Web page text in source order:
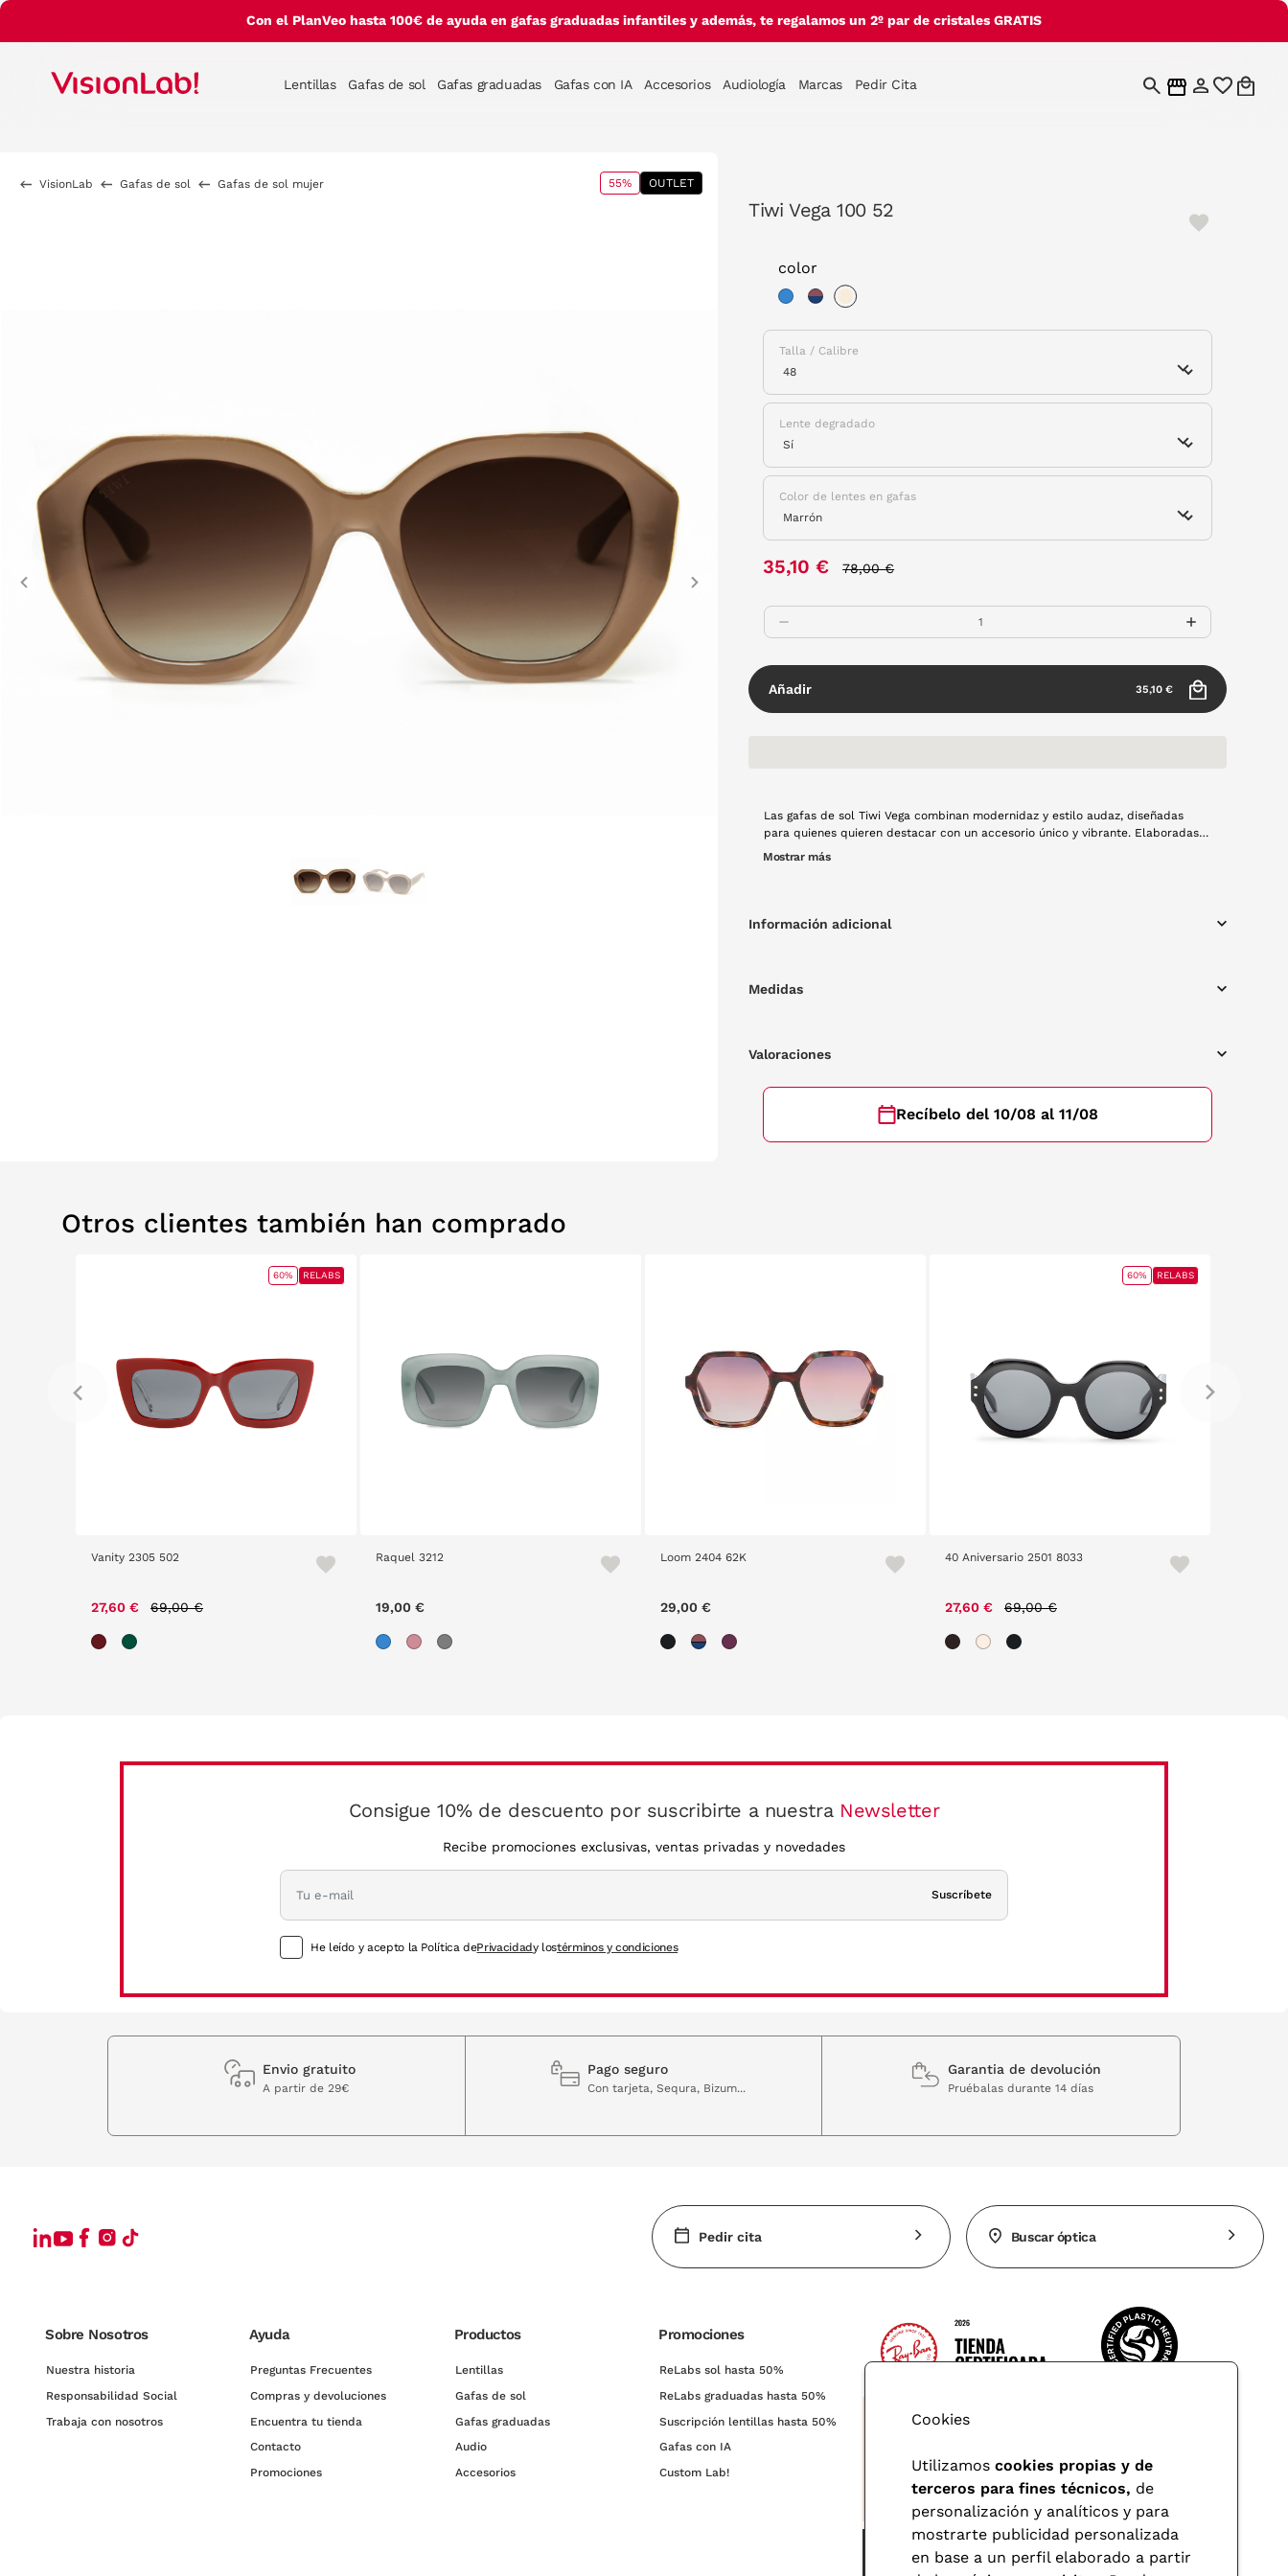
Con el PlanVeo hasta 100€ de ayuda en gafas graduadas infantiles y además, te regalamos un 2º par de cristales GRATIS
Lentillas Gafas de sol Gafas graduadas Gafas con IA Accesorios Audiología Marcas Pedir Cita
VisionLab Gafas de sol Gafas de sol mujer 55% OUTLET
Previous
Tiwi Vega 100 52
color
Talla / Calibre
Lente degradado
Color de lentes en gafas
35,10 € 78,00 €
Añadir 35,10 €
Las gafas de sol Tiwi Vega combinan modernidaz y estilo audaz, diseñadas
para quienes quieren destacar con un accesorio único y vibrante. Elaboradas
en pasta de alta calidad, garantizan durabilidad y comodidad, además su
Mostrar más
Información adicional
Medidas
Valoraciones
Recíbelo del 10/08 al 11/08
Otros clientes también han comprado
Vanity 2305 502
27,60 € 69,00 €
60% RELABS
Raquel 3212
19,00 €
Loom 2404 62K
29,00 €
40 Aniversario 2501 8033
27,60 € 69,00 €
60% RELABS
Consigue 10% de descuento por suscribirte a nuestra Newsletter
Recibe promociones exclusivas, ventas privadas y novedades
Suscríbete
He leído y acepto la Política dePrivacidady lostérminos y condiciones
Envio gratuito
A partir de 29€
Pago seguro
Con tarjeta, Sequra, Bizum...
Garantia de devolución
Pruébalas durante 14 días
Pedir cita Buscar óptica
Sobre Nosotros
Nuestra historia
Responsabilidad Social
Trabaja con nosotros
Ayuda
Preguntas Frecuentes
Compras y devoluciones
Encuentra tu tienda
Contacto
Promociones
Productos
Lentillas
Gafas de sol
Gafas graduadas
Audio
Accesorios
Promociones
ReLabs sol hasta 50%
ReLabs graduadas hasta 50%
Suscripción lentillas hasta 50%
Gafas con IA
Custom Lab!
Cookies
Utilizamos cookies propias y de
terceros para fines técnicos, de
personalización y analíticos y para
mostrarte publicidad personalizada
en base a un perfil elaborado a partir